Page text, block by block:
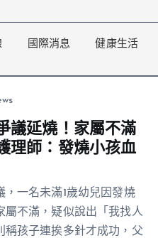
國際消息 健康生活
議延燒！家屬不滿
理師：發燒小孩血
一名未滿1歲幼兒因發燒
屬不滿，疑似說出「我找人
稱孩子連挨多針才成功，父